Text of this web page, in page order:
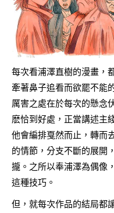
每次看浦澤直樹的漫畫，
牽著鼻子追看而欲罷不能
厲害之處在於每次的懸念
麽恰到好處，正當講述主
他會編排戛然而止，轉而
的情節，分支不斷的展開
攏。之所以奉浦澤為偶像
這種技巧。
但，就每次作品的結局